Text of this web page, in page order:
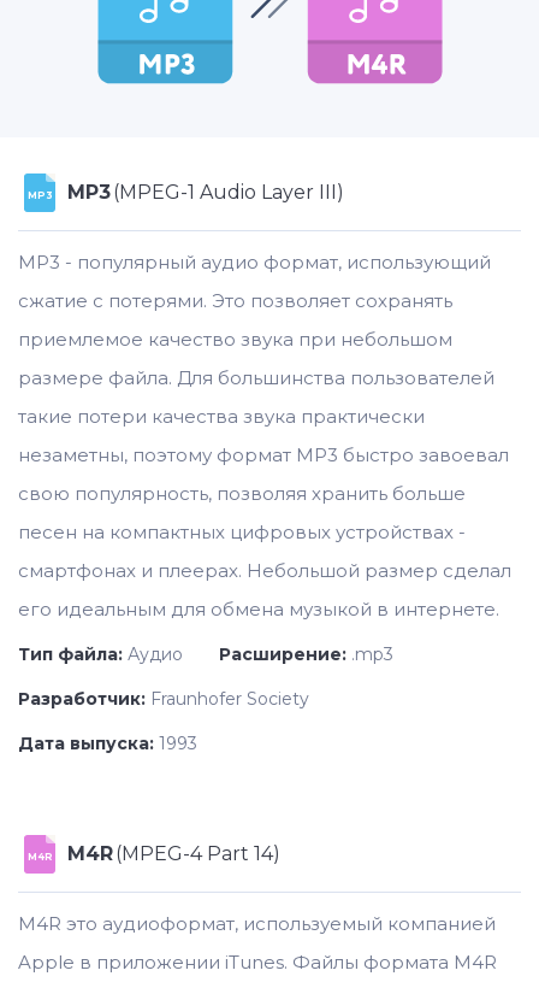
MP3 MP3(MPEG-1 Audio Layer III)
MP3 - популярный аудио формат, использующий
сжатие с потерями. Это позволяет сохранять
приемлемое качество звука при небольшом
размере файла. Для большинства пользователей
такие потери качества звука практически
незаметны, поэтому формат MP3 быстро завоевал
свою популярность, позволяя хранить больше
песен на компактных цифровых устройствах -
смартфонах и плеерах. Небольшой размер сделал
его идеальным для обмена музыкой в интернете.
Тип файла: Аудио Расширение: .mp3
Разработчик: Fraunhofer Society
Дата выпуска: 1993
M4R M4R(MPEG-4 Part 14)
M4R это аудиоформат, используемый компанией
Apple в приложении iTunes. Файлы формата M4R